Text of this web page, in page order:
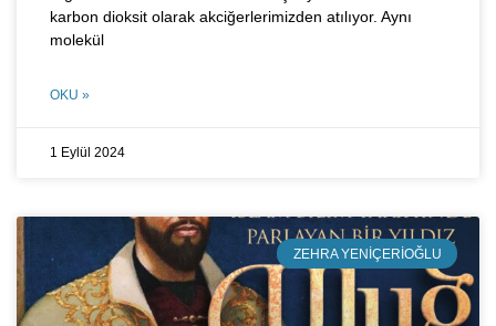
karbon dioksit olarak akciğerlerimizden atılıyor. Aynı
molekül
OKU »
1 Eylül 2024
ZEHRA YENIÇERIOĞLU